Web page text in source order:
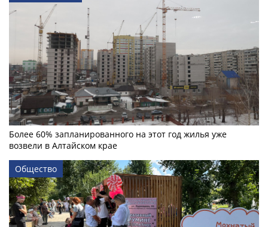
Более 60% запланированного на этот год жилья уже
возвели в Алтайском крае
Общество